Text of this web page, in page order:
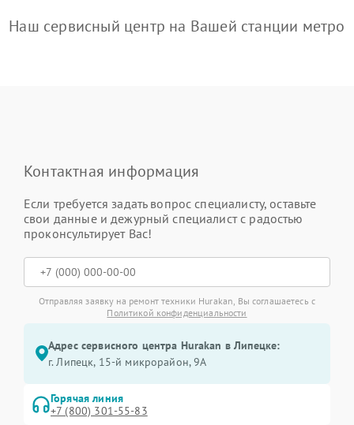
Наш сервисный центр на Вашей станции метро
Контактная информация
Если требуется задать вопрос специалисту, оставьте
свои данные и дежурный специалист с радостью
проконсультирует Вас!
Отправляя заявку на ремонт техники Hurakan, Вы соглашаетесь с
Политикой конфиденциальности
Адрес сервисного центра Hurakan в Липецке:
г. Липецк, 15-й микрорайон, 9А
Горячая линия
+7 (800) 301-55-83